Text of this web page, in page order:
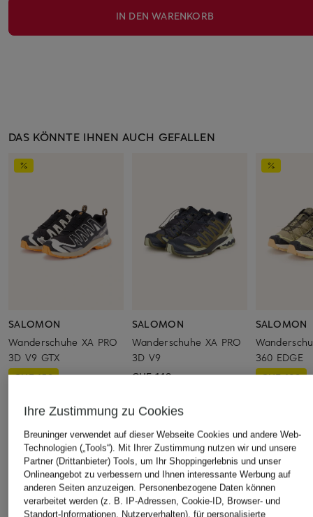
IN DEN WARENKORB
DAS KÖNNTE IHNEN AUCH GEFALLEN
SALOMON
Wanderschuhe XA PRO
3D V9 GTX
CHF 159
SALOMON
Wanderschuhe XA PRO
3D V9
CHF 149
SALOMON
360 EDGE
CHF 109
ÄHNLICHE ARTIKEL ENTDECKEN
Ihre Zustimmung zu Cookies
Breuninger verwendet auf dieser Webseite Cookies und andere Web-
Technologien („Tools“). Mit Ihrer Zustimmung nutzen wir und unsere
Partner (Drittanbieter) Tools, um Ihr Shoppingerlebnis und unser
Onlineangebot zu verbessern und Ihnen interessante Werbung auf
anderen Seiten anzuzeigen. Personenbezogene Daten können
verarbeitet werden (z. B. IP-Adressen, Cookie-ID, Browser- und
Standort-Informationen, Nutzerverhalten), für personalisierte